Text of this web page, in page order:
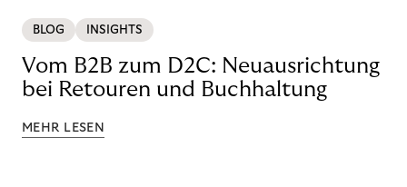
BLOG INSIGHTS
Vom B2B zum D2C: Neuausrichtung
bei Retouren und Buchhaltung
MEHR LESEN